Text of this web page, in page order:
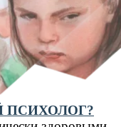
ПСИХОЛОГ?